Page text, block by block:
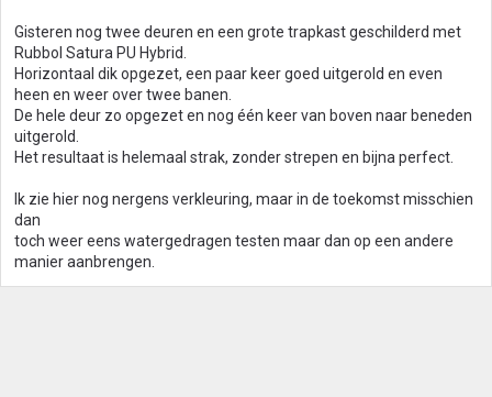
Gisteren nog twee deuren en een grote trapkast geschilderd met
Rubbol Satura PU Hybrid.
Horizontaal dik opgezet, een paar keer goed uitgerold en even
heen en weer over twee banen.
De hele deur zo opgezet en nog één keer van boven naar beneden
uitgerold.
Het resultaat is helemaal strak, zonder strepen en bijna perfect.
Ik zie hier nog nergens verkleuring, maar in de toekomst misschien
dan
toch weer eens watergedragen testen maar dan op een andere
manier aanbrengen.